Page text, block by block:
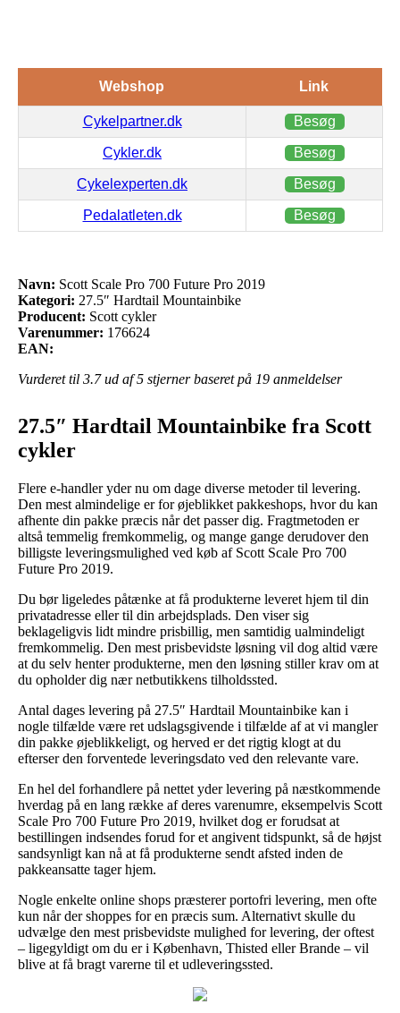
Webshop Link
Cykelpartner.dk Besøg
Cykler.dk Besøg
Cykelexperten.dk Besøg
Pedalatleten.dk Besøg
Navn: Scott Scale Pro 700 Future Pro 2019
Kategori: 27.5″ Hardtail Mountainbike
Producent: Scott cykler
Varenummer: 176624
EAN:
Vurderet til 3.7ud af 5 stjerner baseret på 19 anmeldelser
27.5″ Hardtail Mountainbike fra Scott
cykler
Flere e-handler yder nu om dage diverse metoder til levering.
Den mest almindelige er for øjeblikket pakkeshops, hvor du kan
afhente din pakke præcis når det passer dig. Fragtmetoden er
altså temmelig fremkommelig, og mange gange derudover den
billigste leveringsmulighed ved køb af Scott Scale Pro 700
Future Pro 2019.
Du bør ligeledes påtænke at få produkterne leveret hjem til din
privatadresse eller til din arbejdsplads. Den viser sig
beklageligvis lidt mindre prisbillig, men samtidig ualmindeligt
fremkommelig. Den mest prisbevidste løsning vil dog altid være
at du selv henter produkterne, men den løsning stiller krav om at
du opholder dig nær netbutikkens tilholdssted.
Antal dages levering på 27.5″ Hardtail Mountainbike kan i
nogle tilfælde være ret udslagsgivende i tilfælde af at vi mangler
din pakke øjeblikkeligt, og herved er det rigtig klogt at du
efterser den forventede leveringsdato ved den relevante vare.
En hel del forhandlere på nettet yder levering på næstkommende
hverdag på en lang række af deres varenumre, eksempelvis Scott
Scale Pro 700 Future Pro 2019, hvilket dog er forudsat at
bestillingen indsendes forud for et angivent tidspunkt, så de højst
sandsynligt kan nå at få produkterne sendt afsted inden de
pakkeansatte tager hjem.
Nogle enkelte online shops præsterer portofri levering, men ofte
kun når der shoppes for en præcis sum. Alternativt skulle du
udvælge den mest prisbevidste mulighed for levering, der oftest
– ligegyldigt om du er i København, Thisted eller Brande – vil
blive at få bragt varerne til et udleveringssted.